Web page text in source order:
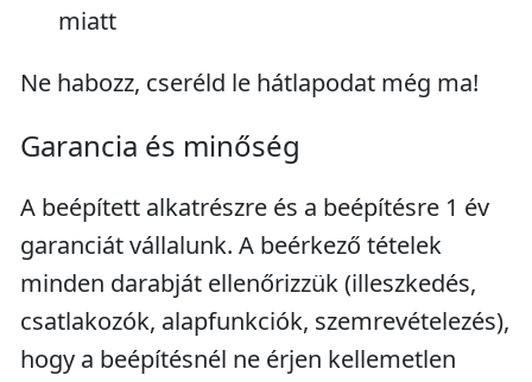
miatt
Ne habozz, cseréld le hátlapodat még ma!
Garancia és minőség
A beépített alkatrészre és a beépítésre 1 év
garanciát vállalunk. A beérkező tételek
minden darabját ellenőrizzük (illeszkedés,
csatlakozók, alapfunkciók, szemrevételezés),
hogy a beépítésnél ne érjen kellemetlen